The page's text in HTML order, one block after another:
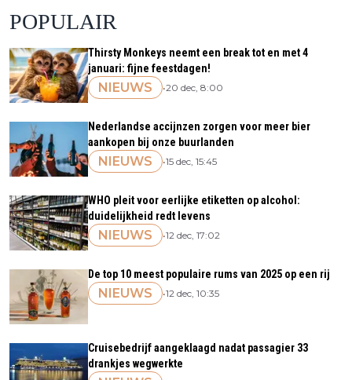
POPULAIR
Thirsty Monkeys neemt een break tot en met 4
januari: fijne feestdagen!
NIEUWS •20 dec, 8:00
Nederlandse accijnzen zorgen voor meer bier
aankopen bij onze buurlanden
NIEUWS •15 dec, 15:45
WHO pleit voor eerlijke etiketten op alcohol:
duidelijkheid redt levens
NIEUWS •12 dec, 17:02
De top 10 meest populaire rums van 2025 op een rij
NIEUWS •12 dec, 10:35
Cruisebedrijf aangeklaagd nadat passagier 33
drankjes wegwerkte